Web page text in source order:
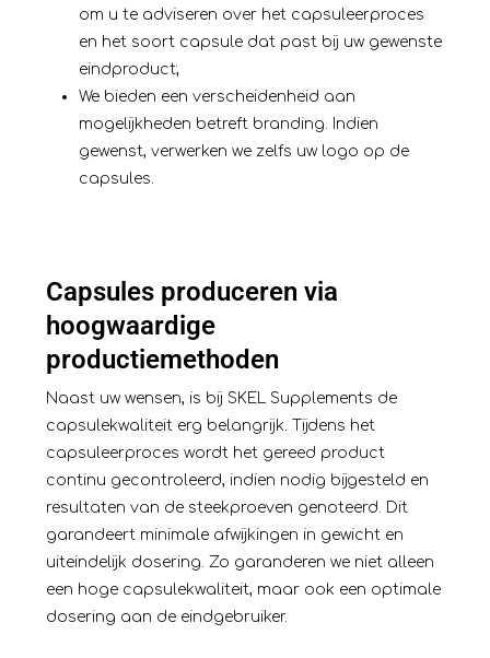
om u te adviseren over het capsuleerproces
en het soort capsule dat past bij uw gewenste
eindproduct;
We bieden een verscheidenheid aan
mogelijkheden betreft branding. Indien
gewenst, verwerken we zelfs uw logo op de
capsules.
Capsules produceren via
hoogwaardige
productiemethoden
Naast uw wensen, is bij SKEL Supplements de
capsulekwaliteit erg belangrijk. Tijdens het
capsuleerproces wordt het gereed product
continu gecontroleerd, indien nodig bijgesteld en
resultaten van de steekproeven genoteerd. Dit
garandeert minimale afwijkingen in gewicht en
uiteindelijk dosering. Zo garanderen we niet alleen
een hoge capsulekwaliteit, maar ook een optimale
dosering aan de eindgebruiker.